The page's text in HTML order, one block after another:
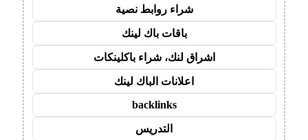
شراء روابط نصية
باقات باك لينك
اشراق لنك، شراء باكلينكات
اعلانات الباك لينك
backlinks
التدريس